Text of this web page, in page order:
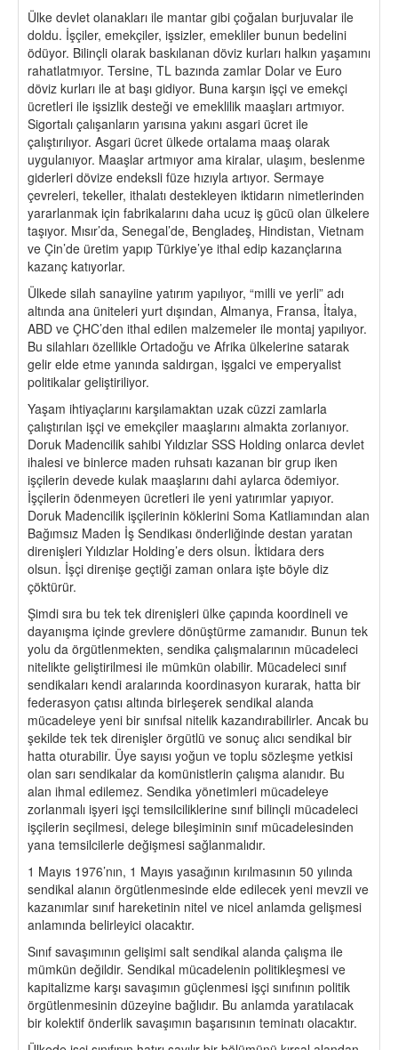
Ülke devlet olanakları ile mantar gibi çoğalan burjuvalar ile
doldu. İşçiler, emekçiler, işsizler, emekliler bunun bedelini
ödüyor. Bilinçli olarak baskılanan döviz kurları halkın yaşamını
rahatlatmıyor. Tersine, TL bazında zamlar Dolar ve Euro
döviz kurları ile at başı gidiyor. Buna karşın işçi ve emekçi
ücretleri ile işsizlik desteği ve emeklilik maaşları artmıyor.
Sigortalı çalışanların yarısına yakını asgari ücret ile
çalıştırılıyor. Asgari ücret ülkede ortalama maaş olarak
uygulanıyor. Maaşlar artmıyor ama kiralar, ulaşım, beslenme
giderleri dövize endeksli füze hızıyla artıyor. Sermaye
çevreleri, tekeller, ithalatı destekleyen iktidarın nimetlerinden
yararlanmak için fabrikalarını daha ucuz iş gücü olan ülkelere
taşıyor. Mısır’da, Senegal’de, Bengladeş, Hindistan, Vietnam
ve Çin’de üretim yapıp Türkiye’ye ithal edip kazançlarına
kazanç katıyorlar.
Ülkede silah sanayiine yatırım yapılıyor, “milli ve yerli” adı
altında ana üniteleri yurt dışından, Almanya, Fransa, İtalya,
ABD ve ÇHC’den ithal edilen malzemeler ile montaj yapılıyor.
Bu silahları özellikle Ortadoğu ve Afrika ülkelerine satarak
gelir elde etme yanında saldırgan, işgalci ve emperyalist
politikalar geliştiriliyor.
Yaşam ihtiyaçlarını karşılamaktan uzak cüzzi zamlarla
çalıştırılan işçi ve emekçiler maaşlarını almakta zorlanıyor.
Doruk Madencilik sahibi Yıldızlar SSS Holding onlarca devlet
ihalesi ve binlerce maden ruhsatı kazanan bir grup iken
işçilerin devede kulak maaşlarını dahi aylarca ödemiyor.
İşçilerin ödenmeyen ücretleri ile yeni yatırımlar yapıyor.
Doruk Madencilik işçilerinin köklerini Soma Katliamından alan
Bağımsız Maden İş Sendikası önderliğinde destan yaratan
direnişleri Yıldızlar Holding’e ders olsun. İktidara ders
olsun. İşçi direnişe geçtiği zaman onlara işte böyle diz
çöktürür.
Şimdi sıra bu tek tek direnişleri ülke çapında koordineli ve
dayanışma içinde grevlere dönüştürme zamanıdır. Bunun tek
yolu da örgütlenmekten, sendika çalışmalarının mücadeleci
nitelikte geliştirilmesi ile mümkün olabilir. Mücadeleci sınıf
sendikaları kendi aralarında koordinasyon kurarak, hatta bir
federasyon çatısı altında birleşerek sendikal alanda
mücadeleye yeni bir sınıfsal nitelik kazandırabilirler. Ancak bu
şekilde tek tek direnişler örgütlü ve sonuç alıcı sendikal bir
hatta oturabilir. Üye sayısı yoğun ve toplu sözleşme yetkisi
olan sarı sendikalar da komünistlerin çalışma alanıdır. Bu
alan ihmal edilemez. Sendika yönetimleri mücadeleye
zorlanmalı işyeri işçi temsilciliklerine sınıf bilinçli mücadeleci
işçilerin seçilmesi, delege bileşiminin sınıf mücadelesinden
yana temsilcilerle değişmesi sağlanmalıdır.
1 Mayıs 1976’nın, 1 Mayıs yasağının kırılmasının 50 yılında
sendikal alanın örgütlenmesinde elde edilecek yeni mevzii ve
kazanımlar sınıf hareketinin nitel ve nicel anlamda gelişmesi
anlamında belirleyici olacaktır.
Sınıf savaşımının gelişimi salt sendikal alanda çalışma ile
mümkün değildir. Sendikal mücadelenin politikleşmesi ve
kapitalizme karşı savaşımın güçlenmesi işçi sınıfının politik
örgütlenmesinin düzeyine bağlıdır. Bu anlamda yaratılacak
bir kolektif önderlik savaşımın başarısının teminatı olacaktır.